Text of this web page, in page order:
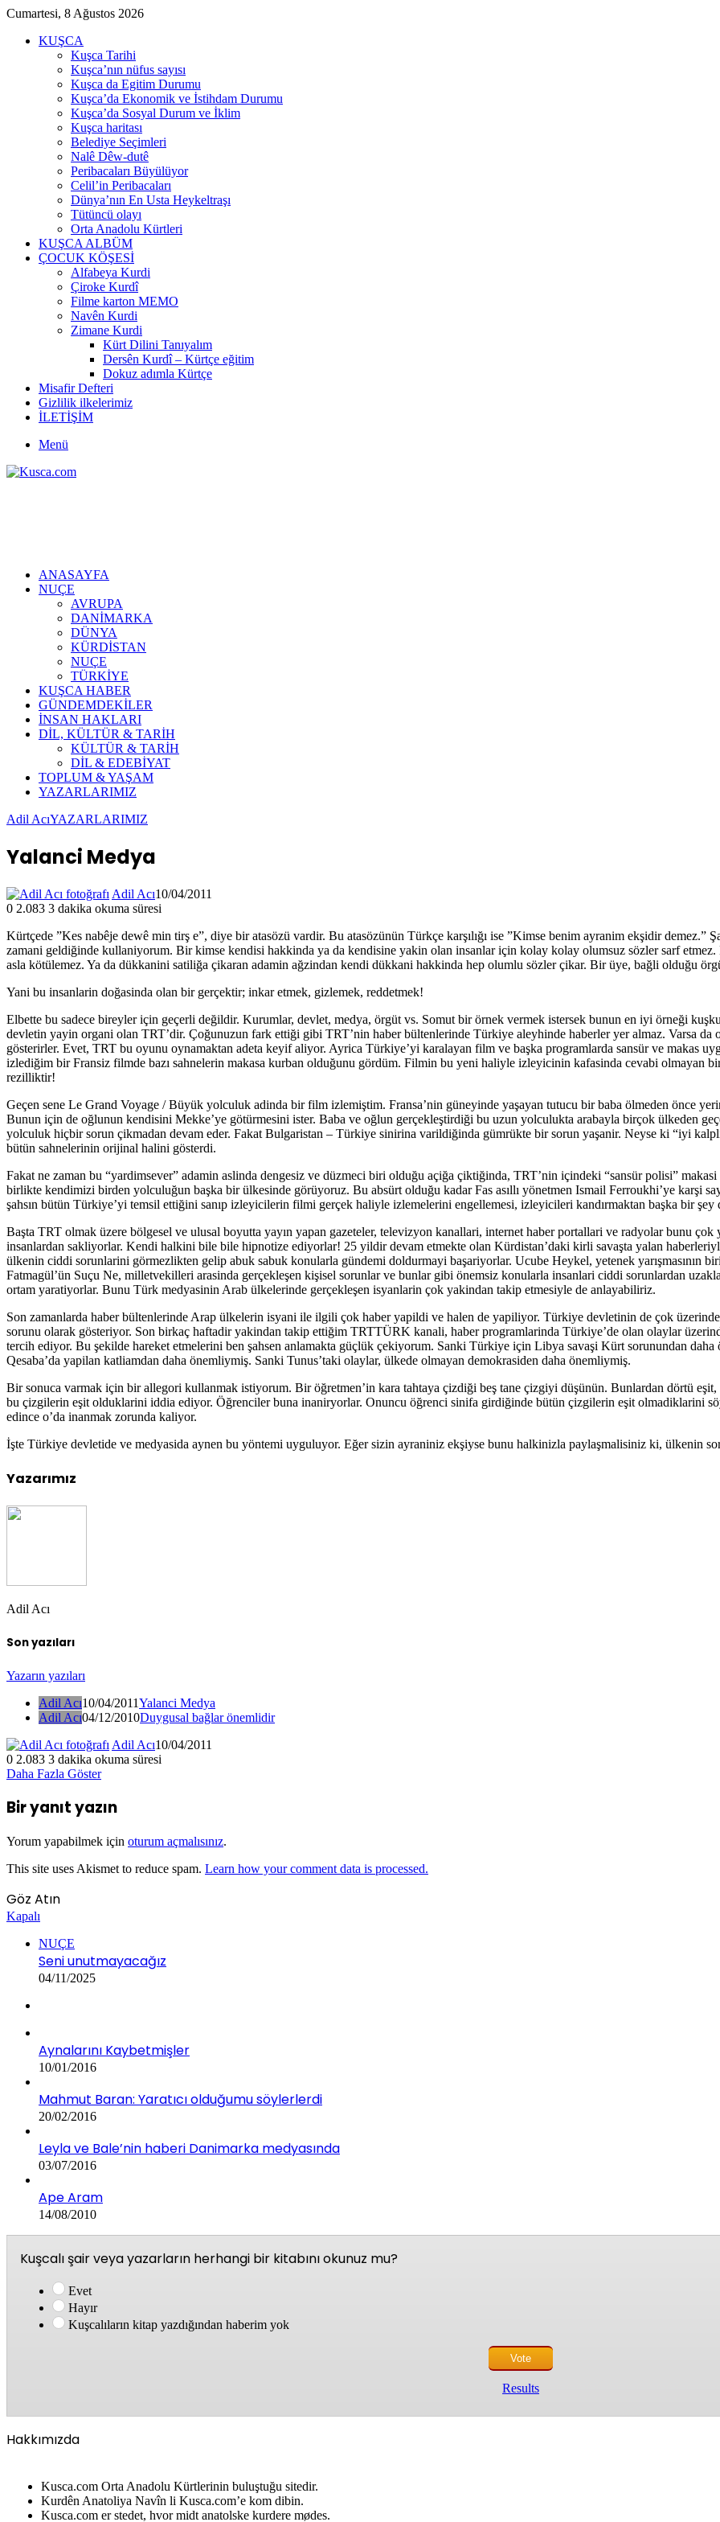
Cumartesi, 8 Ağustos 2026
KUŞCA
Kuşca Tarihi
Kuşca’nın nüfus sayısı
Kuşca da Egitim Durumu
Kuşca’da Ekonomik ve İstihdam Durumu
Kuşca’da Sosyal Durum ve İklim
Kuşca haritası
Belediye Seçimleri
Nalê Dêw-dutê
Peribacaları Büyülüyor
Celil’in Peribacaları
Dünya’nın En Usta Heykeltraşı
Tütüncü olayı
Orta Anadolu Kürtleri
KUŞCA ALBÜM
ÇOCUK KÖŞESİ
Alfabeya Kurdi
Çiroke Kurdî
Filme karton MEMO
Navên Kurdi
Zimane Kurdi
Kürt Dilini Tanıyalım
Dersên Kurdî – Kürtçe eğitim
Dokuz adımla Kürtçe
Misafir Defteri
Gizlilik ilkelerimiz
İLETİŞİM
Menü
ANASAYFA
NUÇE
AVRUPA
DANİMARKA
DÜNYA
KÜRDİSTAN
NUÇE
TÜRKİYE
KUŞCA HABER
GÜNDEMDEKİLER
İNSAN HAKLARI
DİL, KÜLTÜR & TARİH
KÜLTÜR & TARİH
DİL & EDEBİYAT
TOPLUM & YAŞAM
YAZARLARIMIZ
Adil AcıYAZARLARIMIZ
Yalanci Medya
Adil Acı10/04/2011
0 2.083 3 dakika okuma süresi
Kürtçede ”Kes nabêje dewê min tirş e”, diye bir atasözü vardir. Bu atasözünün Türkçe karşılığı ise ”Kimse benim ayranim ekşidir demez.”
zamani geldiğinde kullaniyorum. Bir kimse kendisi hakkinda ya da kendisine yakin olan insanlar için kolay kolay olumsuz sözler sarf
asla kötülemez. Ya da dükkanini satiliğa çikaran adamin ağzindan kendi dükkani hakkinda hep olumlu sözler çikar. Bir üye, bağli olduğu
Yani bu insanlarin doğasinda olan bir gerçektir; inkar etmek, gizlemek, reddetmek!
Elbette bu sadece bireyler için geçerli değildir. Kurumlar, devlet, medya, örgüt vs. Somut bir örnek vermek istersek bunun en iyi örneği
devletin yayin organi olan TRT’dir. Çoğunuzun fark ettiği gibi TRT’nin haber bültenlerinde Türkiye aleyhinde haberler yer almaz. Varsa
gösterirler. Evet, TRT bu oyunu oynamaktan adeta keyif aliyor. Ayrica Türkiye’yi karalayan film ve başka programlarda sansür ve makas
izlediğim bir Fransiz filmde bazı sahnelerin makasa kurban olduğunu gördüm. Filmin bu yeni haliyle izleyicinin kafasinda cevabi olmayan
rezilliktir!
Geçen sene Le Grand Voyage / Büyük yolculuk adinda bir film izlemiştim. Fransa’nin güneyinde yaşayan tutucu bir baba ölmeden önce
Bunun için de oğlunun kendisini Mekke’ye götürmesini ister. Baba ve oğlun gerçekleştirdiği bu uzun yolculukta arabayla birçok ülkeden
yolculuk hiçbir sorun çikmadan devam eder. Fakat Bulgaristan – Türkiye sinirina varildiğinda gümrükte bir sorun yaşanir. Neyse ki “iyi
bütün sahnelerinin orijinal halini gösterdi.
Fakat ne zaman bu “yardimsever” adamin aslinda dengesiz ve düzmeci biri olduğu açiğa çiktiğinda, TRT’nin içindeki “sansür polisi”
birlikte kendimizi birden yolculuğun başka bir ülkesinde görüyoruz. Bu absürt olduğu kadar Fas asıllı yönetmen Ismail Ferroukhi’ye karşi
şahsın bütün Türkiye’yi temsil ettiğini sanıp izleyicilerin filmi gerçek haliyle izlemelerini engellemesi, izleyicileri kandırmaktan başka bir şey
Başta TRT olmak üzere bölgesel ve ulusal boyutta yayın yapan gazeteler, televizyon kanallari, internet haber portallari ve radyolar bunu
insanlardan sakliyorlar. Kendi halkini bile bile hipnotize ediyorlar! 25 yildir devam etmekte olan Kürdistan’daki kirli savaşta yalan
ülkenin ciddi sorunlarini görmezlikten gelip abuk sabuk konularla gündemi doldurmayi başariyorlar. Ucube Heykel, yetenek yarışmasının
Fatmagül’ün Suçu Ne, milletvekilleri arasinda gerçekleşen kişisel sorunlar ve bunlar gibi önemsiz konularla insanlari ciddi sorunlardan
ortam yaratiyorlar. Bunu Türk medyasinin Arab ülkelerinde gerçekleşen isyanlarin çok yakindan takip etmesiyle de anlayabiliriz.
Son zamanlarda haber bültenlerinde Arap ülkelerin isyani ile ilgili çok haber yapildi ve halen de yapiliyor. Türkiye devletinin de çok
sorunu olarak gösteriyor. Son birkaç haftadir yakindan takip ettiğim TRTTÜRK kanali, haber programlarinda Türkiye’de olan olaylar
tercih ediyor. Bu şekilde hareket etmelerini ben şahsen anlamakta güçlük çekiyorum. Sanki Türkiye için Libya savaşi Kürt sorunundan
Qesaba’da yapilan katliamdan daha önemliymiş. Sanki Tunus’taki olaylar, ülkede olmayan demokrasiden daha önemliymiş.
Bir sonuca varmak için bir allegori kullanmak istiyorum. Bir öğretmen’in kara tahtaya çizdiği beş tane çizgiyi düşünün. Bunlardan dörtü
bu çizgilerin eşit olduklarini iddia ediyor. Öğrenciler buna inaniryorlar. Onuncu öğrenci sinifa girdiğinde bütün çizgilerin eşit olmadiklarini
edince o’da inanmak zorunda kaliyor.
İşte Türkiye devletide ve medyasida aynen bu yöntemi uyguluyor. Eğer sizin ayraniniz ekşiyse bunu halkinizla paylaşmalisiniz ki, ülkenin
Yazarımız
Adil Acı
Son yazıları
Yazarın yazıları
Adil Acı10/04/2011Yalanci Medya
Adil Acı04/12/2010Duygusal bağlar önemlidir
Adil Acı10/04/2011
0 2.083 3 dakika okuma süresi
Daha Fazla Göster
Bir yanıt yazın
Yorum yapabilmek için oturum açmalısınız.
This site uses Akismet to reduce spam. Learn how your comment data is processed.
Göz Atın
Kapalı
NUÇE
Seni unutmayacağız
04/11/2025
Aynalarını Kaybetmişler
10/01/2016
Mahmut Baran: Yaratıcı olduğumu söylerlerdi
20/02/2016
Leyla ve Bale’nin haberi Danimarka medyasında
03/07/2016
Ape Aram
14/08/2010
Kuşcalı şair veya yazarların herhangi bir kitabını okunuz mu?
Evet
Hayır
Kuşcalıların kitap yazdığından haberim yok
Results
Hakkımızda
Kusca.com Orta Anadolu Kürtlerinin buluştuğu sitedir.
Kurdên Anatoliya Navîn li Kusca.com’e kom dibin.
Kusca.com er stedet, hvor midt anatolske kurdere mødes.